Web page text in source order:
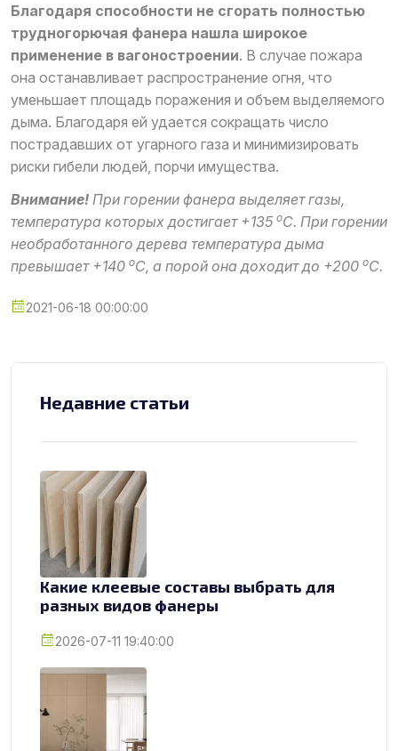
Благодаря способности не сгорать полностью
трудногорючая фанера нашла широкое
применение в вагоностроении. В случае пожара
она останавливает распространение огня, что
уменьшает площадь поражения и объем выделяемого
дыма. Благодаря ей удается сокращать число
пострадавших от угарного газа и минимизировать
риски гибели людей, порчи имущества.
Внимание! При горении фанера выделяет газы,
температура которых достигает +135 оС. При горении
необработанного дерева температура дыма
превышает +140 оС, а порой она доходит до +200 оС.
2021-06-18 00:00:00
Недавние статьи
Какие клеевые составы выбрать для
разных видов фанеры
2026-07-11 19:40:00